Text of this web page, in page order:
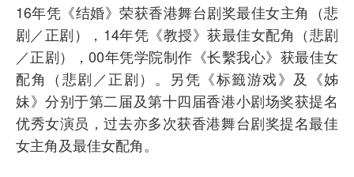
16年凭《结婚》荣获香港舞台剧奖最佳女主角（悲
剧／正剧），14年凭《教授》获最佳女配角（悲剧
／正剧），00年凭学院制作《长繫我心》获最佳女
配角（悲剧／正剧）。另凭《标籤游戏》及《姊
妹》分别于第二届及第十四届香港小剧场奖获提名
优秀女演员，过去亦多次获香港舞台剧奖提名最佳
女主角及最佳女配角。